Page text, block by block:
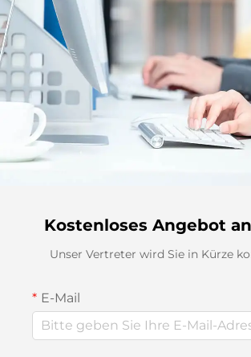
Kostenloses Angebot
Unser Vertreter wird Sie in Kürze
E-Mail